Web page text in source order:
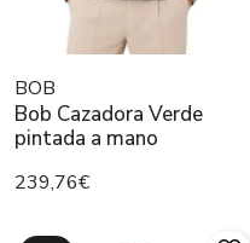
BOB
Bob Cazadora Verde
pintada a mano
239,76€